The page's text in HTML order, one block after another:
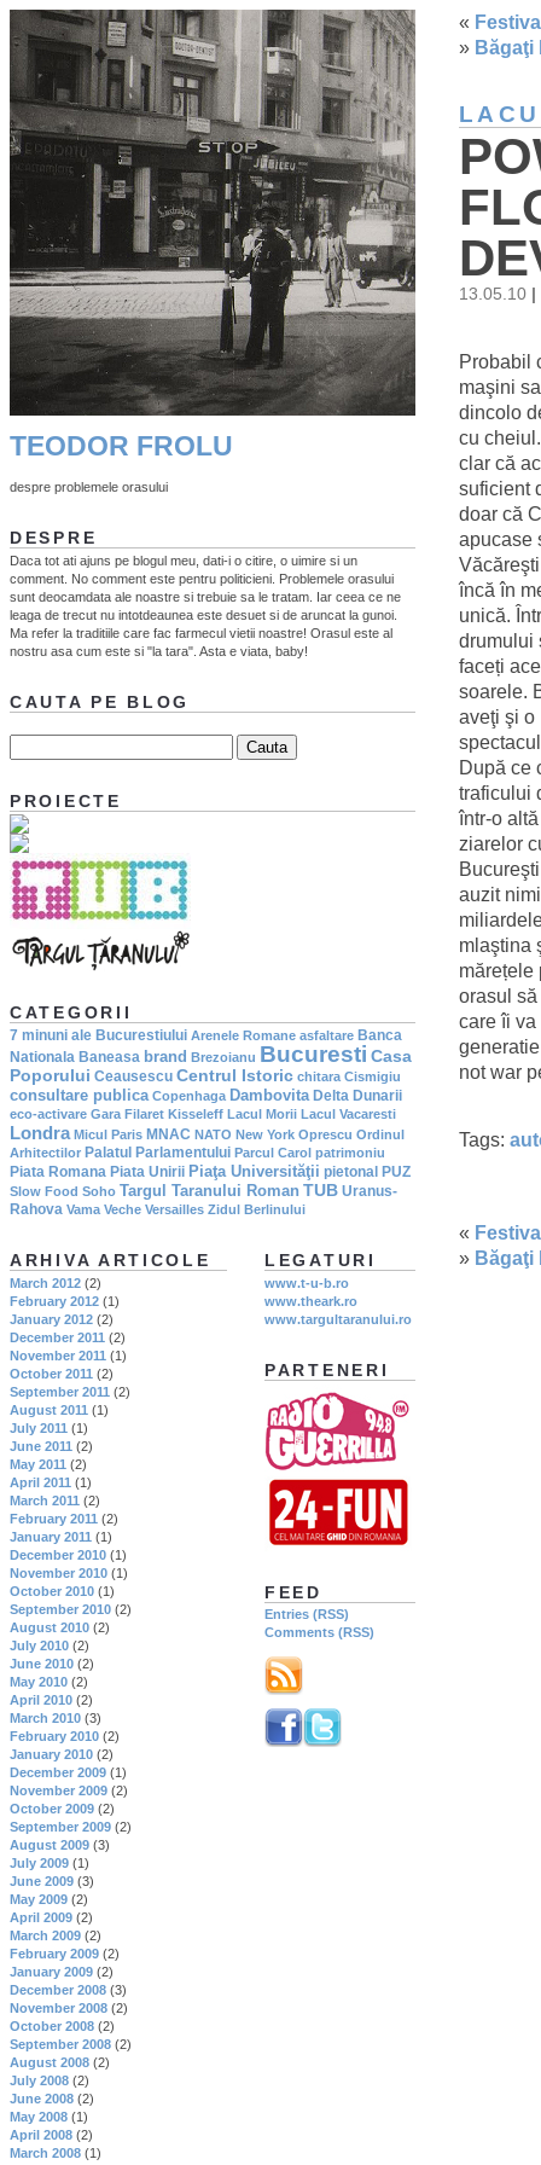
«
» Băgaţi
13.05.10
Probabil
maşini
dincolo
cu
clar că
suficient
doar că
apucase
încă în
unică.
drumului
faceți
soarele.
aveţi şi o
După ce
traficului
într-o
ziarelor
auzit
mlaştina
mărețele
orasul
care îi va
not war
Tags:
«
» Băgaţi
TEODOR FROLU
despre problemele orasului
DESPRE
Daca tot ati ajuns pe blogul meu, dati-i o citire, o uimire si un
comment. No comment este pentru politicieni. Problemele orasului
sunt deocamdata ale noastre si trebuie sa le tratam. Iar ceea ce ne
leaga de trecut nu intotdeaunea este desuet si de aruncat la gunoi.
Ma refer la traditiile care fac farmecul vietii noastre! Orasul este al
nostru asa cum este si "la tara". Asta e viata, baby!
CAUTA PE BLOG
PROIECTE
CATEGORII
7 minuni ale Bucurestiului Arenele Romane asfaltare Banca
Nationala Baneasa brand Brezoianu Bucuresti Casa
Poporului Ceausescu Centrul Istoric chitara Cismigiu
consultare publica Copenhaga Dambovita Delta Dunarii
eco-activare Gara Filaret Kisseleff Lacul Morii Lacul Vacaresti
Londra Micul Paris MNAC NATO New York Oprescu Ordinul
Arhitectilor Palatul Parlamentului Parcul Carol patrimoniu
Piata Romana Piata Unirii Piaţa Universităţii pietonal PUZ
Slow Food Soho Targul Taranului Roman TUB Uranus-
Rahova Vama Veche Versailles Zidul Berlinului
LEGATURI
www.t-u-b.ro
www.theark.ro
www.targultaranului.ro
PARTENERI
FEED
Entries (RSS)
Comments (RSS)
ARHIVA ARTICOLE
March 2012 (2)
February 2012 (1)
January 2012 (2)
December 2011 (2)
November 2011 (1)
October 2011 (2)
September 2011 (2)
August 2011 (1)
July 2011 (1)
June 2011 (2)
May 2011 (2)
April 2011 (1)
March 2011 (2)
February 2011 (2)
January 2011 (1)
December 2010 (1)
November 2010 (1)
October 2010 (1)
September 2010 (2)
August 2010 (2)
July 2010 (2)
June 2010 (2)
May 2010 (2)
April 2010 (2)
March 2010 (3)
February 2010 (2)
January 2010 (2)
December 2009 (1)
November 2009 (2)
October 2009 (2)
September 2009 (2)
August 2009 (3)
July 2009 (1)
June 2009 (3)
May 2009 (2)
April 2009 (2)
March 2009 (2)
February 2009 (2)
January 2009 (2)
December 2008 (3)
November 2008 (2)
October 2008 (2)
September 2008 (2)
August 2008 (2)
July 2008 (2)
June 2008 (2)
May 2008 (1)
April 2008 (2)
March 2008 (1)